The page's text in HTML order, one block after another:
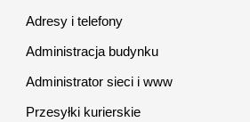
Adresy i telefony
Administracja budynku
Administrator sieci i www
Przesyłki kurierskie